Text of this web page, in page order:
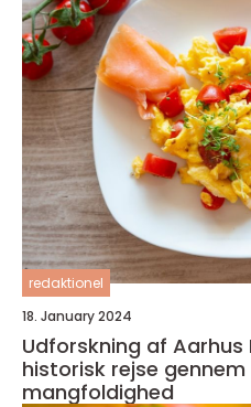
redaktionel
18. January 2024
Udforskning af Aarhus
historisk rejse
mangfoldighed